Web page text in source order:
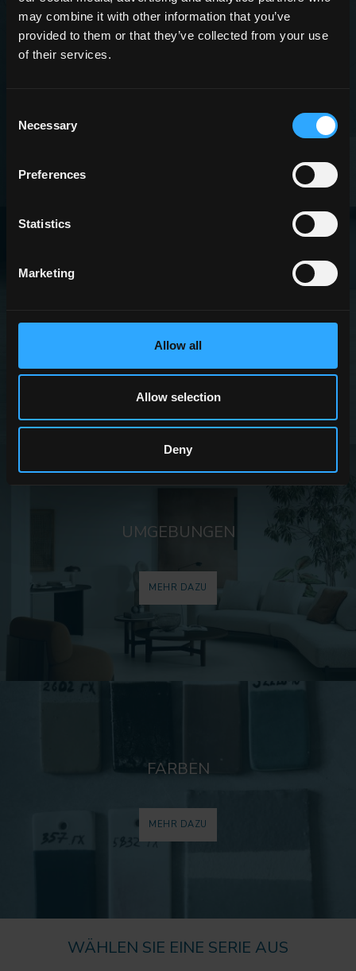
may combine it with other information that you’ve
provided to them or that they’ve collected from your use
of their services.
Selection
Necessary
Preferences
Statistics
Marketing
Allow all
Allow selection
Deny
MEHR DAZU
UMGEBUNGEN
MEHR DAZU
FARBEN
MEHR DAZU
WÄHLEN SIE EINE SERIE AUS